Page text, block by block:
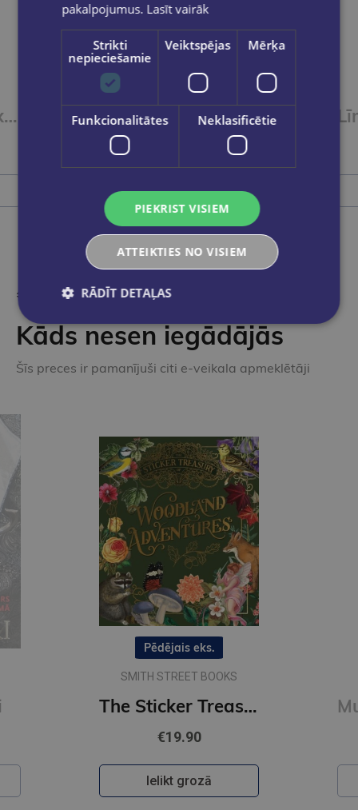
Līmlente 12mm x 10m FOROFIS caurspīdīga Līme - rolleris Mini 6mm, 8 metri
Ielikt grozā
Kāds nesen iegādājās
Šīs preces ir pamanījuši citi e-veikala apmeklētāji
Pēdējais eks.
SMITH STREET BOOKS
The Sticker Treasury of Woodland Adventures : An eclectic book of stickers for journaling, collaging
€19.90
Ielikt grozā
pakalpojumus. Lasīt vairāk
Strikti
nepieciešamie
Veiktspējas Mērķa
Funkcionalitātes Neklasificētie
PIEKRIST VISIEM
ATTEIKTIES NO VISIEM
RĀDĪT DETAĻAS